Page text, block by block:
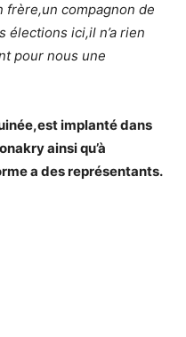
frère,un compagnon de
élections ici,il n’a rien
pour nous une
implanté dans
ainsi qu’à
a des représentants.